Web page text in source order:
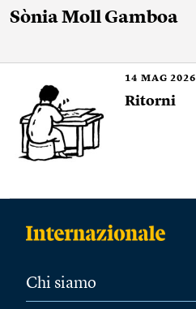
Sònia Moll Gamboa
14 MAG 2026
Ritorni
Chi siamo